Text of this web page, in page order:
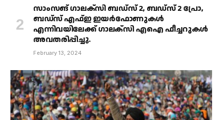
സാംസങ് ഗാലക്‌സി ബഡ്‌സ് 2, ബഡ്‌സ് 2 പ്രോ,
ബഡ്‌സ് എഫ്ഇ ഇയർഫോണുകൾ
എന്നിവയിലേക്ക് ഗാലക്‌സി എഐ ഫീച്ചറുകൾ
അവതരിപ്പിച്ചു.
February 13, 2024